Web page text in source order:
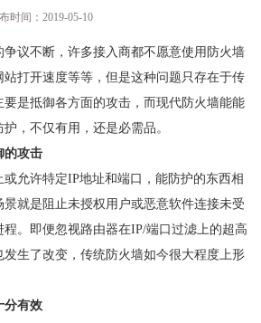
时间：2019-05-10
议不断，许多接入商都不愿意使用防火墙
打开速度等等，但是这种问题只存在于传
是抵御各方面的攻击，而现代防火墙能能
，不仅有用，还是必需品。
的攻击
允许特定IP地址和端口，能防护的东西相
就是阻止未授权用户或恶意软件连接未受
。即便忽视路由器在IP/端口过滤上的超高
生了改变，传统防火墙如今很大程度上形
分有效